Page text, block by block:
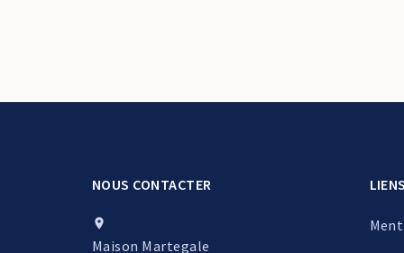
NOUS CONTACTER

Maison Martegale